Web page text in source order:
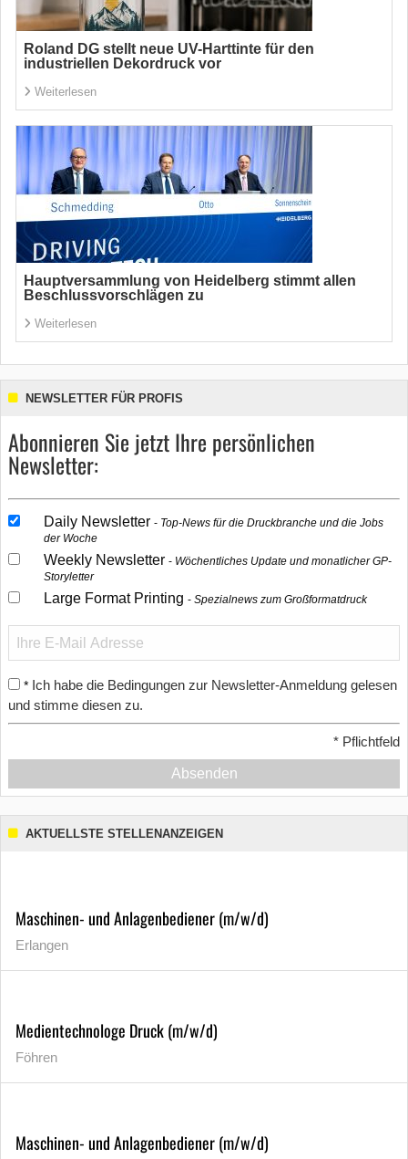
Roland DG stellt neue UV-Harttinte für den
industriellen Dekordruck vor
Weiterlesen
Hauptversammlung von Heidelberg stimmt allen
Beschlussvorschlägen zu
Weiterlesen
NEWSLETTER FÜR PROFIS
Abonnieren Sie jetzt Ihre persönlichen
Newsletter:
Daily Newsletter
Top-News für die Druckbranche und die Jobs
der Woche
Weekly Newsletter
Wöchentliches Update und monatlicher GP-
Storyletter
Large Format Printing Spezialnews zum Großformatdruck
* Ich habe die Bedingungen zur Newsletter-Anmeldung gelesen
und stimme diesen zu.
* Pflichtfeld
Absenden
AKTUELLSTE STELLENANZEIGEN
Maschinen- und Anlagenbediener (m/w/d)
Erlangen
Medientechnologe Druck (m/w/d)
Föhren
Maschinen- und Anlagenbediener (m/w/d)